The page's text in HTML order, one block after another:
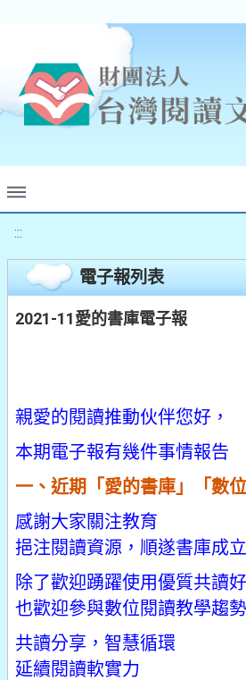
:::
電子報列表
2021-11愛的書庫電子報
親愛的閱讀推動伙伴您好，
本期電子報有幾件事情報告
一、近期「愛的書庫」「數
感謝大家關注教育
挹注閱讀資源，順遂書庫成立
除了歡迎踴躍使用優質共讀
也歡迎參與數位閱讀教學趨
共讀分享，智慧循環
延續閱讀軟實力